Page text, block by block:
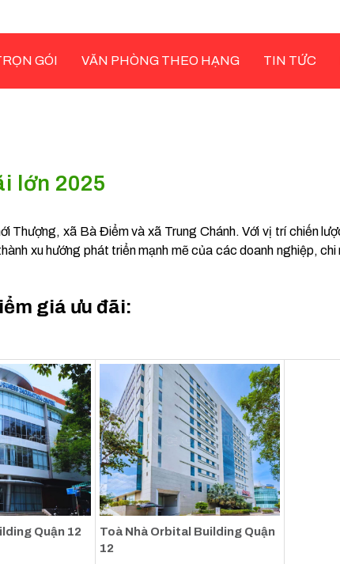
GÓI VĂN PHÒNG THEO HẠNG TIN TỨC
lớn 2025
Thượng, xã Bà Điểm và xã Trung Chánh. Với vị trí chiến
xu hướng phát triển mạnh mẽ của các doanh nghiệp, chi
giá ưu đãi:
Quận 12
Toà Nhà Orbital Building Quận
12